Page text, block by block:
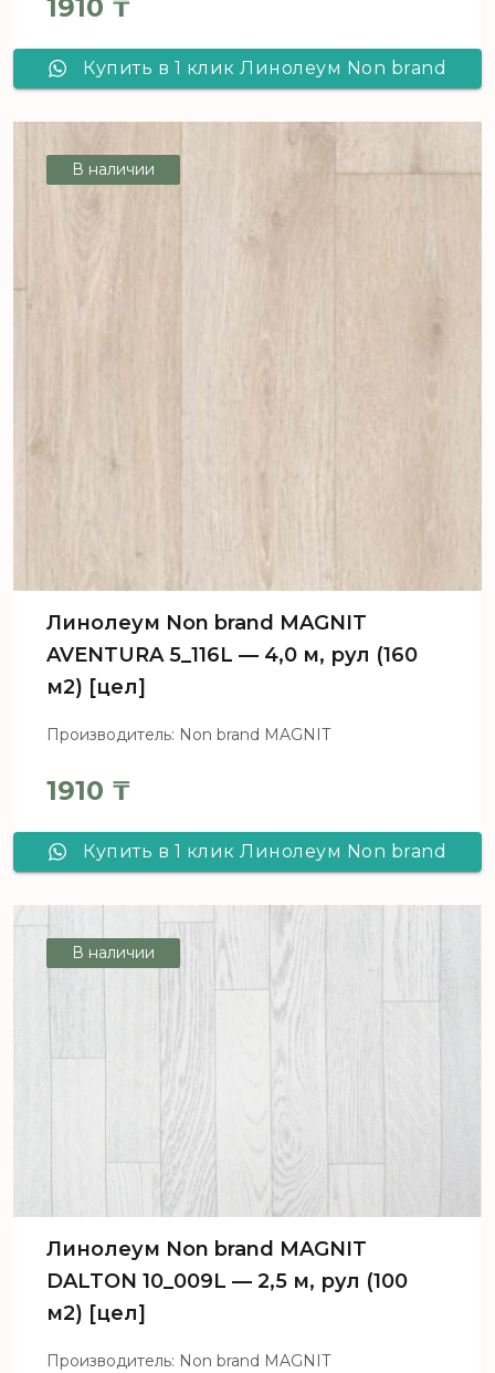
1910 ₸
Купить в 1 клик Линолеум Non brand
(140 м2) [цел]
В наличии
Линолеум Non brand MAGNIT
AVENTURA 5_116L — 4,0 м, рул (160
м2) [цел]
Производитель: Non brand MAGNIT
1910 ₸
Купить в 1 клик Линолеум Non brand
В наличии
Линолеум Non brand MAGNIT
DALTON 10_009L — 2,5 м, рул (100
м2) [цел]
Производитель: Non brand MAGNIT